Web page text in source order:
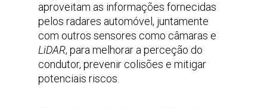
aproveitam as informações fornecidas
pelos radares automóvel, juntamente
com outros sensores como câmaras e
LiDAR, para melhorar a perceção do
condutor, prevenir colisões e mitigar
potenciais riscos.